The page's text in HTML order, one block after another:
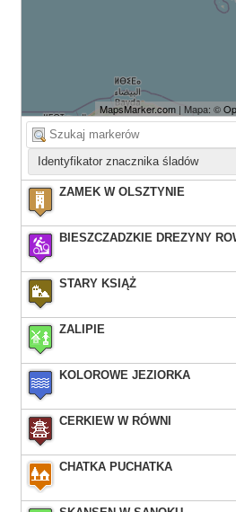
MapsMarker.com| Mapa: ©
ZAMEK W OLSZTYNIE
BIESZCZADZKIE DREZYNY
STARY KSIĄŻ
ZALIPIE
KOLOROWE JEZIORKA
CERKIEW W RÓWNI
CHATKA PUCHATKA